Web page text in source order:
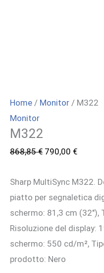
Home / Monitor / M322
Monitor
M322
868,85€ Il
originale
era:
868,85 €.
790,00 €Il
attuale
è:
Sharp MultiSync M322.
piatto per segnaletica
schermo: 81,3 cm (32″),
Risoluzione del display:
schermo: 550 cd/m²,
prodotto: Nero